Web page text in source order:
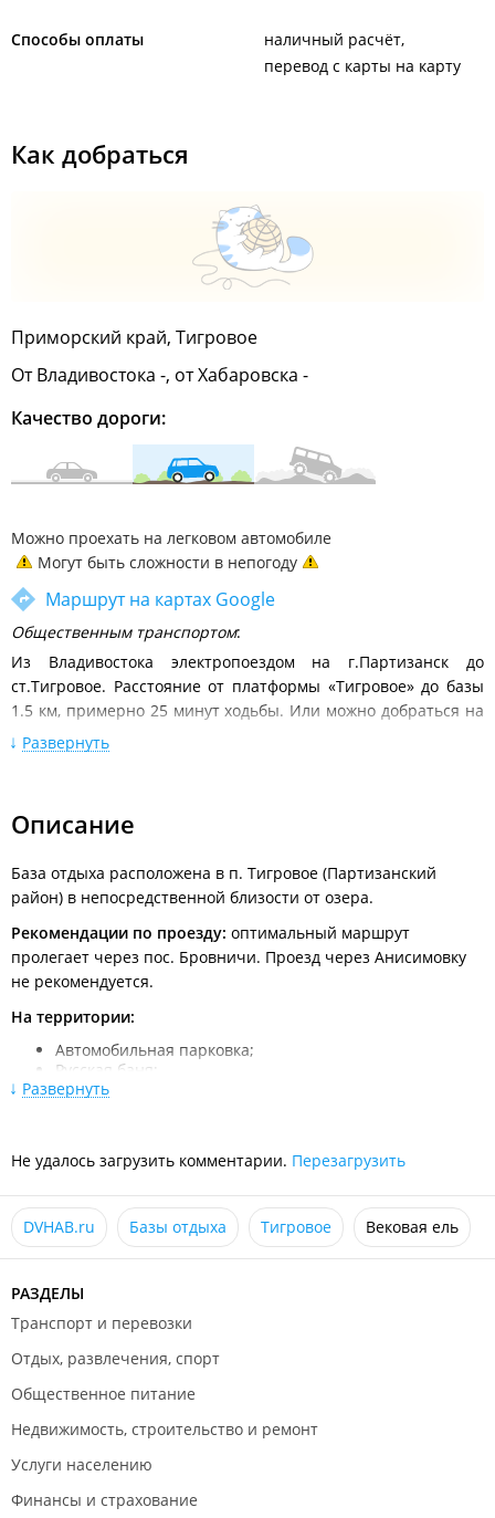
Способы оплаты
наличный расчёт
перевод с карты на карту
Как добраться
Приморский край, Тигровое
От Владивостока -, от Хабаровска -
Качество дороги:
Можно проехать на легковом автомобиле
Могут быть сложности в непогоду
Маршрут на картах Google
Общественным транспортом:
Из Владивостока электропоездом на г.Партизанск до
ст.Тигровое. Расстояние от платформы «Тигровое» до базы
1.5 км, примерно 25 минут ходьбы. Или можно добраться на
такси.
Из г. Владивосток - через Артем, за с.Шкотово - поворот на
перевал (примерно 125 км по трассе от Владивостока).
Около указателя "с.Бровничи" поворот направо. Проезжаете
с.Фридман, далее до базы 30 км. хорошей грунтовой дороги.
После въезда в п.Тигровое проехать 2 км до базы отдыха.
Развернуть
Описание
База отдыха расположена в п. Тигровое (Партизанский
район) в непосредственной близости от озера.
Рекомендации по проезду: оптимальный маршрут
пролегает через пос. Бровничи. Проезд через Анисимовку
не рекомендуется.
На территории:
Автомобильная парковка;
Русская баня;
Чан для купания с подогревом;
Бассейн с шезлонгами;
Мангальные зоны.
Дополнительные предложения:
Зимние активные развлечения (есть тюбинговая
трасса);
Экскурсионные программы.
Питание организуется самостоятельно.
Развернуть
Не удалось загрузить комментарии. Перезагрузить
DVHAB.ru Базы отдыха Тигровое Вековая ель
РАЗДЕЛЫ
Транспорт и перевозки
Отдых, развлечения, спорт
Общественное питание
Недвижимость, строительство и ремонт
Услуги населению
Финансы и страхование